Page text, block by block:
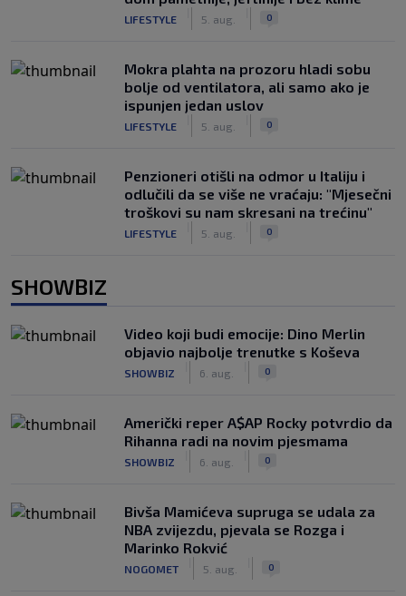
LIFESTYLE 5. aug. 0
Mokra plahta na prozoru hladi sobu
bolje od ventilatora, ali samo ako je
ispunjen jedan uslov
LIFESTYLE 5. aug. 0
Penzioneri otišli na odmor u Italiju i
odlučili da se više ne vraćaju: "Mjesečni
troškovi su nam skresani na trećinu"
LIFESTYLE 5. aug. 0
SHOWBIZ
Video koji budi emocije: Dino Merlin
objavio najbolje trenutke s Koševa
SHOWBIZ 6. aug. 0
Američki reper A$AP Rocky potvrdio da
Rihanna radi na novim pjesmama
SHOWBIZ 6. aug. 0
Bivša Mamićeva supruga se udala za
NBA zvijezdu, pjevala se Rozga i
Marinko Rokvić
NOGOMET 5. aug. 0